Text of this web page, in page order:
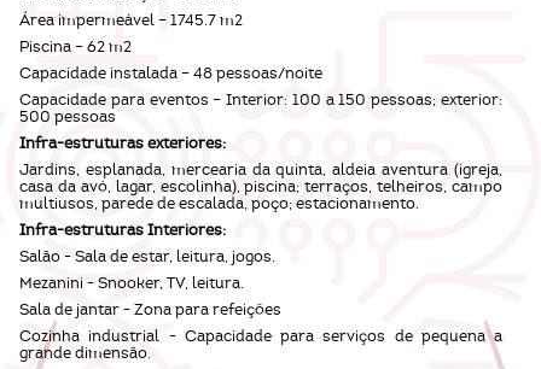
Área impermeável – 1745.7 m2
Piscina – 62 m2
Capacidade instalada – 48 pessoas/noite
Capacidade para eventos – Interior: 100 a 150 pessoas; exterior:
500 pessoas
Infra-estruturas exteriores:
Jardins, esplanada, mercearia da quinta, aldeia aventura (igreja,
casa da avó, lagar, escolinha), piscina; terraços, telheiros, campo
multiusos, parede de escalada, poço; estacionamento.
Infra-estruturas Interiores:
Salão - Sala de estar, leitura, jogos.
Mezanini - Snooker, TV, leitura.
Sala de jantar - Zona para refeições
Cozinha industrial - Capacidade para serviços de pequena a
grande dimensão.